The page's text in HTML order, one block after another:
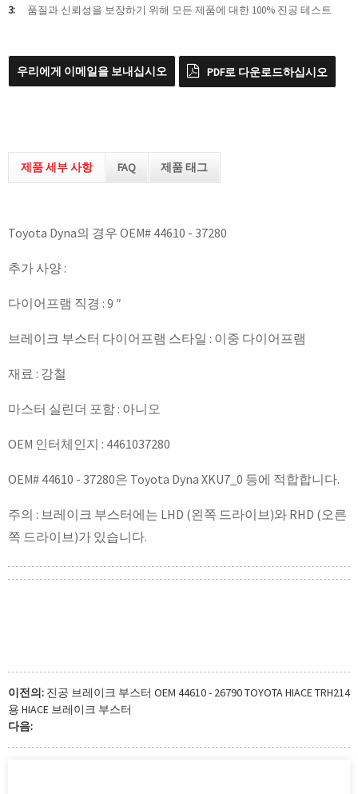
3:
품질과 신뢰성을 보장하기 위해 모든 제품에 대한 100% 진공 테스트
우리에게 이메일을 보내십시오 PDF로 다운로드하십시오
제품 세부 사항 FAQ 제품 태그
Toyota Dyna의 경우 OEM# 44610 - 37280
추가 사양 :
다이어프램 직경 : 9 ″
브레이크 부스터 다이어프램 스타일 : 이중 다이어프램
재료 : 강철
마스터 실린더 포함 : 아니오
OEM 인터체인지 : 4461037280
OEM# 44610 - 37280은 Toyota Dyna XKU7_0 등에 적합합니다.
주의 : 브레이크 부스터에는 LHD (왼쪽 드라이브)와 RHD (오른
쪽 드라이브)가 있습니다.
이전의: 진공 브레이크 부스터 OEM 44610 - 26790 TOYOTA HIACE TRH214
용 HIACE 브레이크 부스터
다음: